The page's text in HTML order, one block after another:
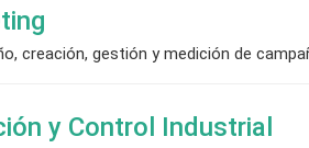
creación, gestión y medición de
y Control Industrial